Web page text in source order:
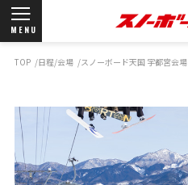
MENU
ブランド一覧
お知らせ
よくあるご質問
TOP 日程/会場 スノーボード天国 宇都宮会場